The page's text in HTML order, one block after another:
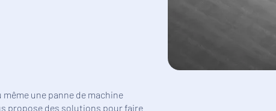
une panne de machine
propose des solutions pour faire